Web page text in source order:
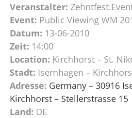
Veranstalter:
Event: Public Viewing WM
Datum: 13-06-2010
Zeit: 14:00
Location: Kirchhorst – St.
Stadt: Isernhagen –
Adresse: Germany – 30916
Kirchhorst – Stellerstrasse 15
Land: DE